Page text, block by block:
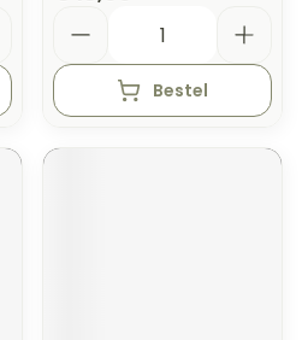
Bestel